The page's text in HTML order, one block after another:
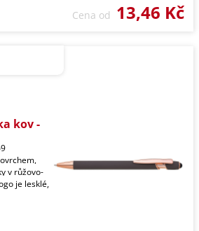
Cena od 13,46 Kč
kov -
v růžovo-
je lesklé,